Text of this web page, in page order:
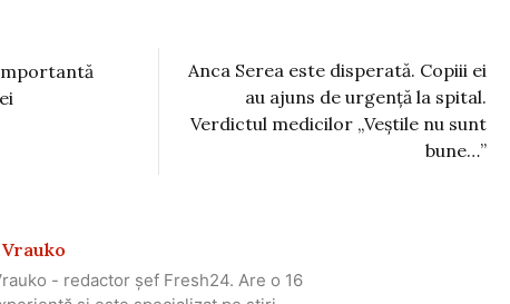
Anca Serea este disperată. Copiii ei
au ajuns de urgență la spital.
Verdictul medicilor „Veștile nu sunt
bune…”
- redactor șef Fresh24. Are o 16